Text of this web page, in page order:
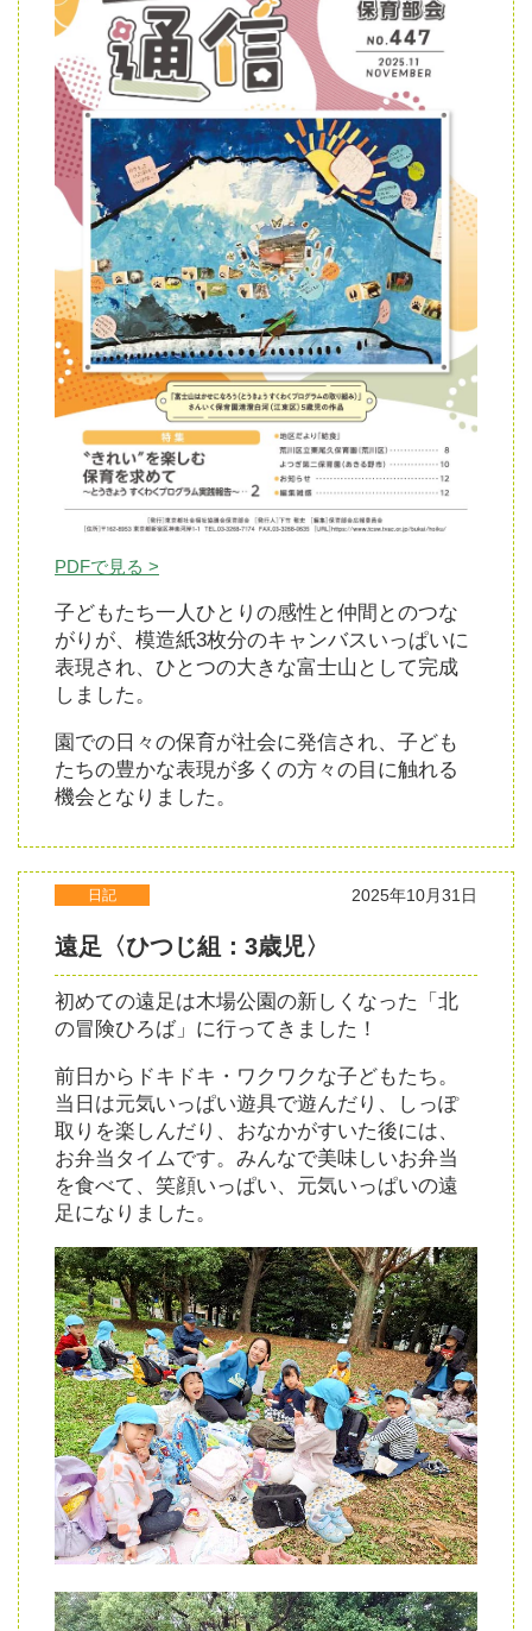
PDFで見る >
子どもたち一人ひとりの感性と仲間とのつな
がりが、模造紙3枚分のキャンバスいっぱいに
表現され、ひとつの大きな富士山として完成
しました。
園での日々の保育が社会に発信され、子ども
たちの豊かな表現が多くの方々の目に触れる
機会となりました。
日記 2025年10月31日
遠足〈ひつじ組：3歳児〉
初めての遠足は木場公園の新しくなった「北
の冒険ひろば」に行ってきました！
前日からドキドキ・ワクワクな子どもたち。
当日は元気いっぱい遊具で遊んだり、しっぽ
取りを楽しんだり、おなかがすいた後には、
お弁当タイムです。みんなで美味しいお弁当
を食べて、笑顔いっぱい、元気いっぱいの遠
足になりました。